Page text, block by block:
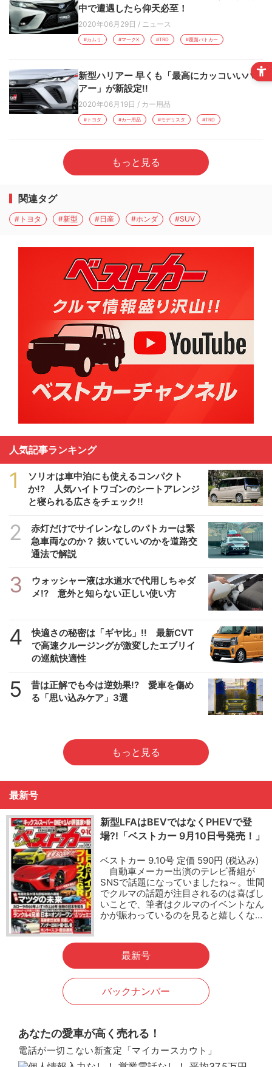
中で遭遇したら仰天必至！
2020年06月29日 / ニュース
#カムリ #マークX #TRD #覆面パトカー
新型ハリアー 早くも「最高にカッコいいハリ
アー」が新設定!!
2020年06月19日 / カー用品
#トヨタ #カー用品 #モデリスタ #TRD
もっと見る
関連タグ
#トヨタ #新型 #日産 #ホンダ #SUV
人気記事ランキング
1
ソリオは車中泊にも使えるコンパクト
か!? 人気ハイトワゴンのシートアレンジ
と寝られる広さをチェック!!
2
赤灯だけでサイレンなしのパトカーは緊
急車両なのか？ 抜いていいのかを道路交
通法で解説
3
ウォッシャー液は水道水で代用しちゃダ
メ!? 意外と知らない正しい使い方
4
快適さの秘密は「ギヤ比」!! 最新CVT
で高速クルージングが激変したエブリイ
の巡航快適性
5
昔は正解でも今は逆効果!? 愛車を傷め
る「思い込みケア」3選
もっと見る
最新号
新型LFAはBEVではなくPHEVで登
場?!「ベストカー 9月10日号発売！」
ベストカー 9.10号 定価 590円 (税込み)
自動車メーカー出演のテレビ番組が
SNSで話題になっていましたね～。世間
でクルマの話題が注目されるのは喜ばし
いことで、筆者はクルマのイベントなん
かが賑わっているのを見ると嬉しくな…
最新号
バックナンバー
あなたの愛車が高く売れる！
電話が一切こない新査定「マイカースカウト」